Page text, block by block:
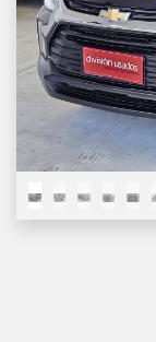
Previous